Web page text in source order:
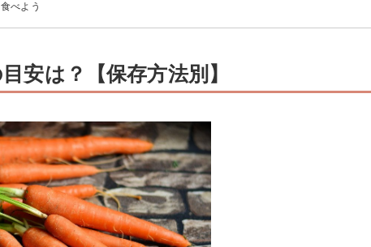
べよう
安は？【保存方法別】